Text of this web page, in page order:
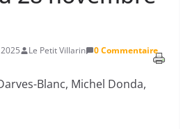
Le Petit Villarin 0 Commentaire
Blanc, Michel Donda,